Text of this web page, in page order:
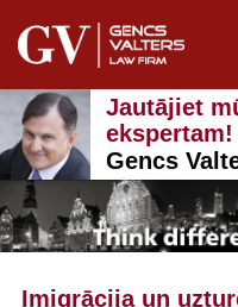
Jautājiet
ekspertam!
Gencs
Imigrācija un